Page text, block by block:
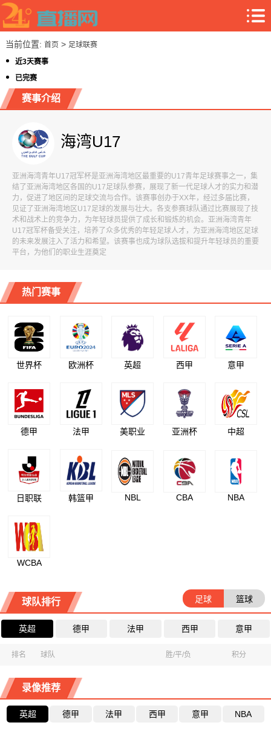
当前位置: 首页> 足球联赛
近3天赛事
已完赛
赛事介绍
海湾U17
亚洲海湾青年U17冠军杯是亚洲海湾地区最重要的U17青年足球赛事之一，集
结了亚洲海湾地区各国的U17足球队参赛，展现了新一代足球人才的实力和潜
力，促进了地区间的足球交流与合作。该赛事创办于XX年，经过多届比赛，
见证了亚洲海湾地区U17足球的发展与壮大。各支参赛球队通过比赛展现了技
术和战术上的竞争力，为年轻球员提供了成长和锻炼的机会。亚洲海湾青年
U17冠军杯备受关注，培养了众多优秀的年轻足球人才，为亚洲海湾地区足球
的未来发展注入了活力和希望。该赛事也成为球队选拔和提升年轻球员的重要
平台，为他们的职业生涯奠定
热门赛事
世界杯 欧洲杯 英超 西甲 意甲
德甲 法甲 美职业 亚洲杯 中超
日职联 韩篮甲 NBL CBA NBA
WCBA
球队排行 足球 篮球
英超 德甲 法甲 西甲 意甲
排名 球队 胜/平/负 积分
录像推荐
英超 德甲 法甲 西甲 意甲 NBA